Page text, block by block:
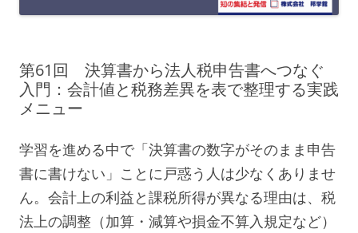
ッ
第61回 決算書から法人税申告書へつなぐ
入門：会計値と税務差異を表で整理する実践
メニュー
学習を進める中で「決算書の数字がそのまま申告
書に書けない」ことに戸惑う人は少なくありませ
ん。会計上の利益と課税所得が異なる理由は、税
法上の調整（加算・減算や損金不算入規定など）